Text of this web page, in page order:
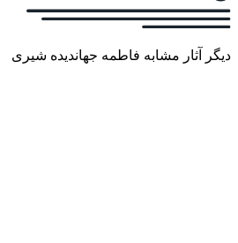
دیگر آثار مشابه فاطمه جهاندیده شیری